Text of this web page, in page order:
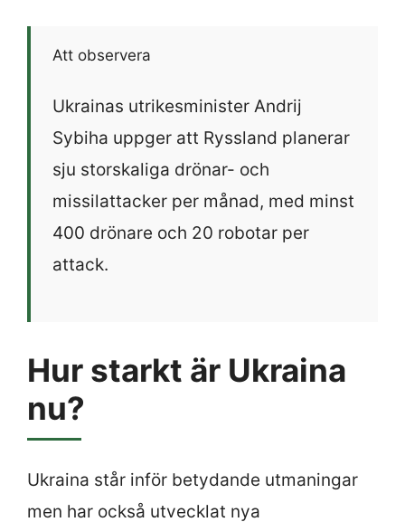
Att observera
Ukrainas utrikesminister Andrij
Sybiha uppger att Ryssland planerar
sju storskaliga drönar- och
missilattacker per månad, med minst
400 drönare och 20 robotar per
attack.
Hur starkt är Ukraina
nu?
Ukraina står inför betydande utmaningar
men har också utvecklat nya